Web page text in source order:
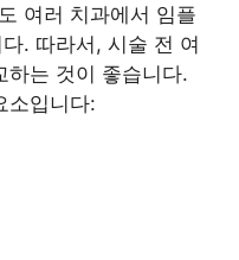
여러 치과에서 임플
. 따라서, 시술 전 여
하는 것이 좋습니다.
소입니다: